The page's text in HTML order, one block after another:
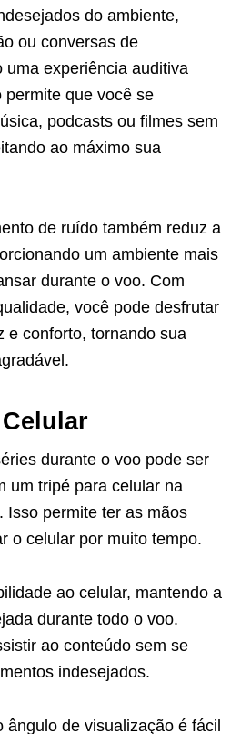
do ambiente,
ou conversas de
uma experiência auditiva
permite que você se
podcasts ou filmes sem
ao máximo sua
de ruído também reduz a
um ambiente mais
durante o voo. Com
você pode desfrutar
e conforto, tornando sua
durante o voo pode ser
um tripé para celular na
Isso permite ter as mãos
o celular por muito tempo.
ao celular, mantendo a
durante todo o voo.
ao conteúdo sem se
indesejados.
de visualização é fácil